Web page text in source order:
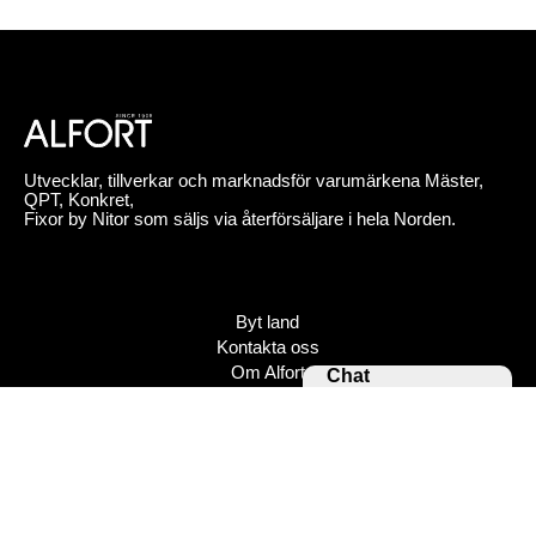
Utvecklar, tillverkar och marknadsför varumärkena Mäster,
QPT, Konkret,
Fixor by Nitor som säljs via återförsäljare i hela Norden.
Byt land
Kontakta oss
Om Alfort
Chat